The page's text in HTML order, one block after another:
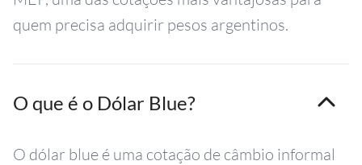
quem precisa adquirir pesos argentinos.
O que é o Dólar Blue?
O dólar blue é uma cotação de câmbio informal